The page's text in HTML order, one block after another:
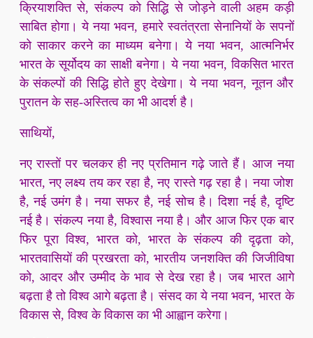
क्रियाशक्ति से, संकल्प को सिद्धि से जोड़ने वाली अहम कड़ी
साबित होगा। ये नया भवन, हमारे स्वतंत्रता सेनानियों के सपनों
को साकार करने का माध्यम बनेगा। ये नया भवन, आत्मनिर्भर
भारत के सूर्योदय का साक्षी बनेगा। ये नया भवन, विकसित भारत
के संकल्पों की सिद्धि होते हुए देखेगा। ये नया भवन, नूतन और
पुरातन के सह-अस्तित्व का भी आदर्श है।
साथियों,
नए रास्तों पर चलकर ही नए प्रतिमान गढ़े जाते हैं। आज नया
भारत, नए लक्ष्य तय कर रहा है, नए रास्ते गढ़ रहा है। नया जोश
है, नई उमंग है। नया सफर है, नई सोच है। दिशा नई है, दृष्टि
नई है। संकल्प नया है, विश्वास नया है। और आज फिर एक बार
फिर पूरा विश्व, भारत को, भारत के संकल्प की दृढ़ता को,
भारतवासियों की प्रखरता को, भारतीय जनशक्ति की जिजीविषा
को, आदर और उम्मीद के भाव से देख रहा है। जब भारत आगे
बढ़ता है तो विश्व आगे बढ़ता है। संसद का ये नया भवन, भारत के
विकास से, विश्व के विकास का भी आह्वान करेगा।